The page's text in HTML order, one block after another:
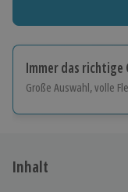
Immer das richtige
Große Auswahl, volle
Jeder Gutschein für
Inhalt